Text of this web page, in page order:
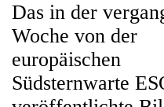
Das in der
Woche von der
europäischen
Südsternwarte